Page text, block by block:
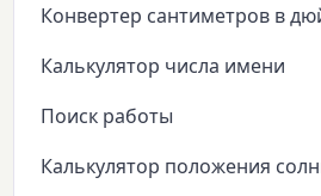
Конвертер сантиметров в
Калькулятор числа имени
Поиск работы
Калькулятор положения